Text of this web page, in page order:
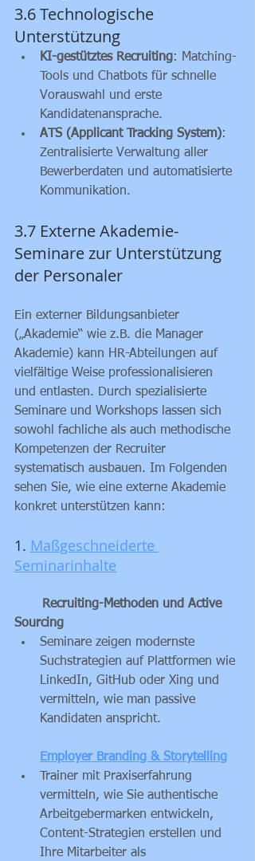
3.6 Technologische
Unterstützung
KI-gestütztes Recruiting: Matching-
Tools und Chatbots für schnelle
Vorauswahl und erste
Kandidatenansprache.
ATS (Applicant Tracking System):
Zentralisierte Verwaltung aller
Bewerberdaten und automatisierte
Kommunikation.
3.7 Externe Akademie-
Seminare zur Unterstützung
der Personaler
Ein externer Bildungsanbieter
(„Akademie“ wie z.B. die Manager
Akademie) kann HR-Abteilungen auf
vielfältige Weise professionalisieren
und entlasten. Durch spezialisierte
Seminare und Workshops lassen sich
sowohl fachliche als auch methodische
Kompetenzen der Recruiter
systematisch ausbauen. Im Folgenden
sehen Sie, wie eine externe Akademie
konkret unterstützen kann:
1. Maßgeschneiderte
Seminarinhalte
Sourcing
Seminare zeigen modernste
Suchstrategien auf Plattformen wie
LinkedIn, GitHub oder Xing und
vermitteln, wie man passive
Kandidaten anspricht.
Employer Branding & Storytelling
Trainer mit Praxiserfahrung
vermitteln, wie Sie authentische
Arbeitgeber­marken entwickeln,
Content-Strategien erstellen und
Ihre Mitarbeiter als